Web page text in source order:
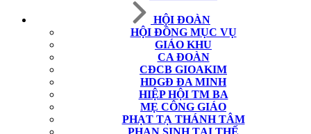
HỘI ĐOÀN
HỘI ĐỒNG MỤC VỤ
GIÁO KHU
CA ĐOÀN
CĐCB GIOAKIM
HDGĐ ĐA MINH
HIỆP HỘI TM BA
MẸ CÔNG GIÁO
PHẠT TẠ THÁNH TÂM
PHAN SINH TẠI THẾ